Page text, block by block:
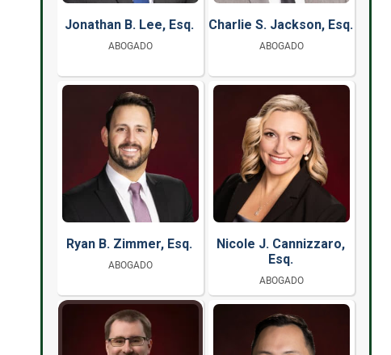
Jonathan B. Lee, Esq.
ABOGADO
Charlie S. Jackson, Esq.
ABOGADO
Ryan B. Zimmer, Esq.
ABOGADO
Nicole J. Cannizzaro,
Esq.
ABOGADO